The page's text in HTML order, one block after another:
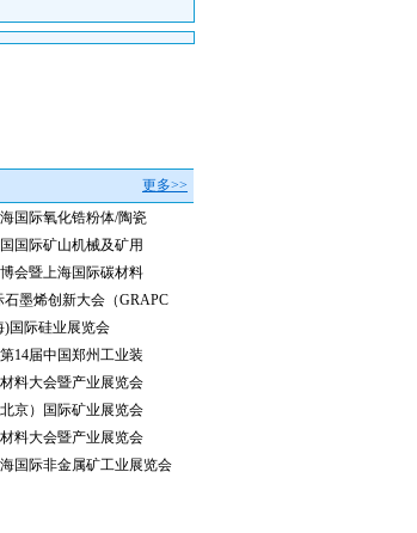
更多>>
国际氧化锆粉体/陶瓷
国际矿山机械及矿用
会暨上海国际碳材料
石墨烯创新大会（GRAPC
)国际硅业展览会
14届中国郑州工业装
料大会暨产业展览会
京）国际矿业展览会
料大会暨产业展览会
国际非金属矿工业展览会